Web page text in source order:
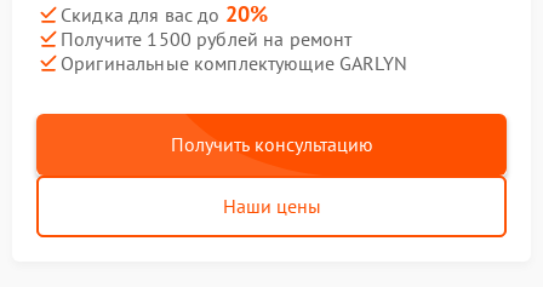
Скидка для вас до 20%
Получите 1500 рублей на ремонт
Оригинальные комплектующие GARLYN
Получить консультацию
Наши цены